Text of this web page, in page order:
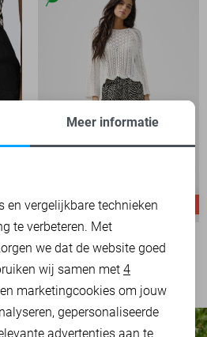
17,50
Meer informatie
en vergelijkbare technieken
te verbeteren. Met
we dat de website goed
wij samen met 4
marketingcookies om jouw
gepersonaliseerde
advertenties aan te